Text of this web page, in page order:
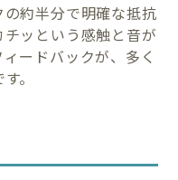
約半分で明確な抵抗
ッという感触と音が
ードバックが、多く
。